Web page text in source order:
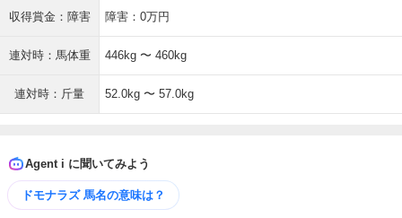
収得賞金：障害 障害：0万円
連対時：馬体重 446kg 〜 460kg
連対時：斤量 52.0kg 〜 57.0kg
Agent i に聞いてみよう
ドモナラズ 馬名の意味は？